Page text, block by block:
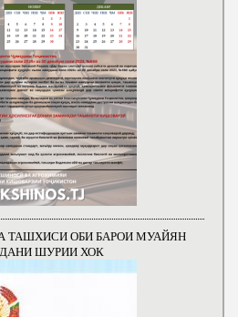
ТАШХИСИ ОБИ БАРОИ МУАЙЯН
ШУРИИ ХОК